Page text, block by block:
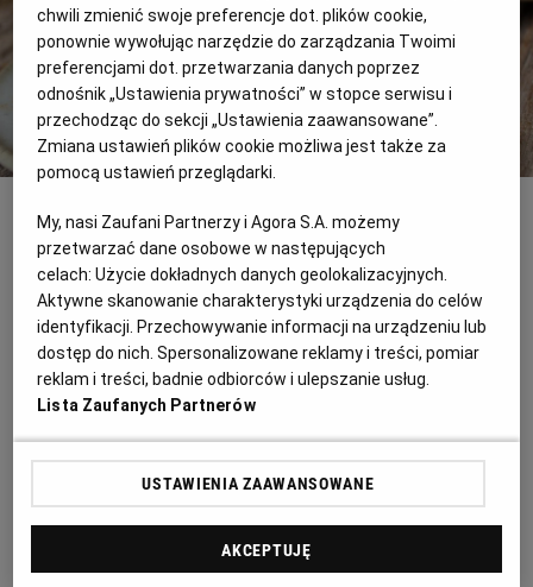
SZCZECIN
TORUŃ
TRÓJMIASTO
WAŁBRZYCH
WARSZAWA
WROCŁAW
ZAKOPANE
ZIELONA GÓRA
Składniki:
ok. 10 krótkich ogórków (jak do kiszenia)
dwie stołowe łyżki soli, pęczek szczypiorku (lub
dymki)
3-4 ząbki czosnku
jedna cebula
jedna marchewka
chwili zmienić swoje preferencje dot. plików cookie,
ponownie wywołując narzędzie do zarządzania Twoimi
preferencjami dot. przetwarzania danych poprzez
odnośnik „Ustawienia prywatności” w stopce serwisu i
przechodząc do sekcji „Ustawienia zaawansowane”.
Zmiana ustawień plików cookie możliwa jest także za
pomocą ustawień przeglądarki.
My, nasi Zaufani Partnerzy i Agora S.A. możemy
przetwarzać dane osobowe w następujących
celach:Użycie dokładnych danych geolokalizacyjnych.
Aktywne skanowanie charakterystyki urządzenia do celów
identyfikacji. Przechowywanie informacji na urządzeniu lub
dostęp do nich. Spersonalizowane reklamy i treści, pomiar
reklam i treści, badnie odbiorców i ulepszanie usług.
Lista Zaufanych Partnerów
USTAWIENIA ZAAWANSOWANE
AKCEPTUJĘ